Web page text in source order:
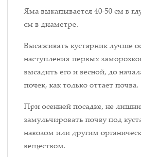
Яма выкапывается 40-50 см в
см в диаметре.
Высаживать кустарник лучше
наступления первых
высадить его и весной, до
почек, как только оттает почва.
При осенней посадке, не
замульчировать почву под
навозом или другим
веществом.